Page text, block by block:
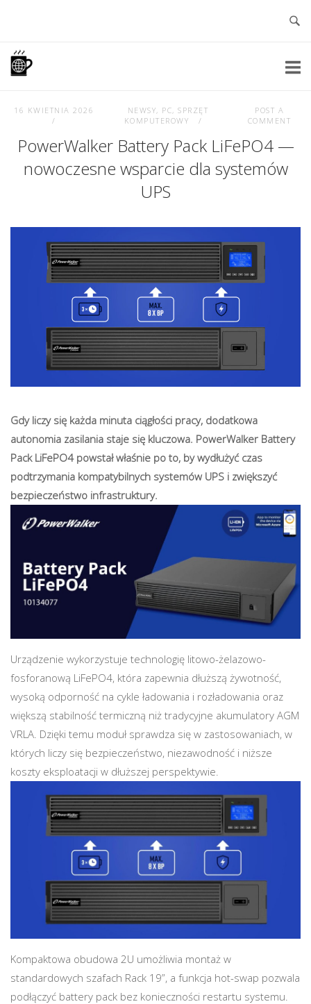
content
Home
16 KWIETNIA 2026 NEWSY, PC, SPRZĘT
KOMPUTEROWY
POST A
COMMENT
PowerWalker Battery Pack LiFePO4 —
nowoczesne wsparcie dla systemów
UPS
Gdy liczy się każda minuta ciągłości pracy, dodatkowa
autonomia zasilania staje się kluczowa. PowerWalker Battery
Pack LiFePO4 powstał właśnie po to, by wydłużyć czas
podtrzymania kompatybilnych systemów UPS i zwiększyć
bezpieczeństwo infrastruktury.
Urządzenie wykorzystuje technologię litowo-żelazowo-
fosforanową LiFePO4, która zapewnia dłuższą żywotność,
wysoką odporność na cykle ładowania i rozładowania oraz
większą stabilność termiczną niż tradycyjne akumulatory AGM
VRLA. Dzięki temu moduł sprawdza się w zastosowaniach, w
których liczy się bezpieczeństwo, niezawodność i niższe
koszty eksploatacji w dłuższej perspektywie.
Kompaktowa obudowa 2U umożliwia montaż w
standardowych szafach Rack 19”, a funkcja hot-swap pozwala
podłączyć battery pack bez konieczności restartu systemu.